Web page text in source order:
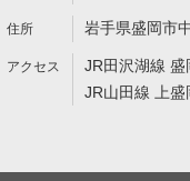
岩手県盛岡市
JR田沢湖線
JR山田線 上